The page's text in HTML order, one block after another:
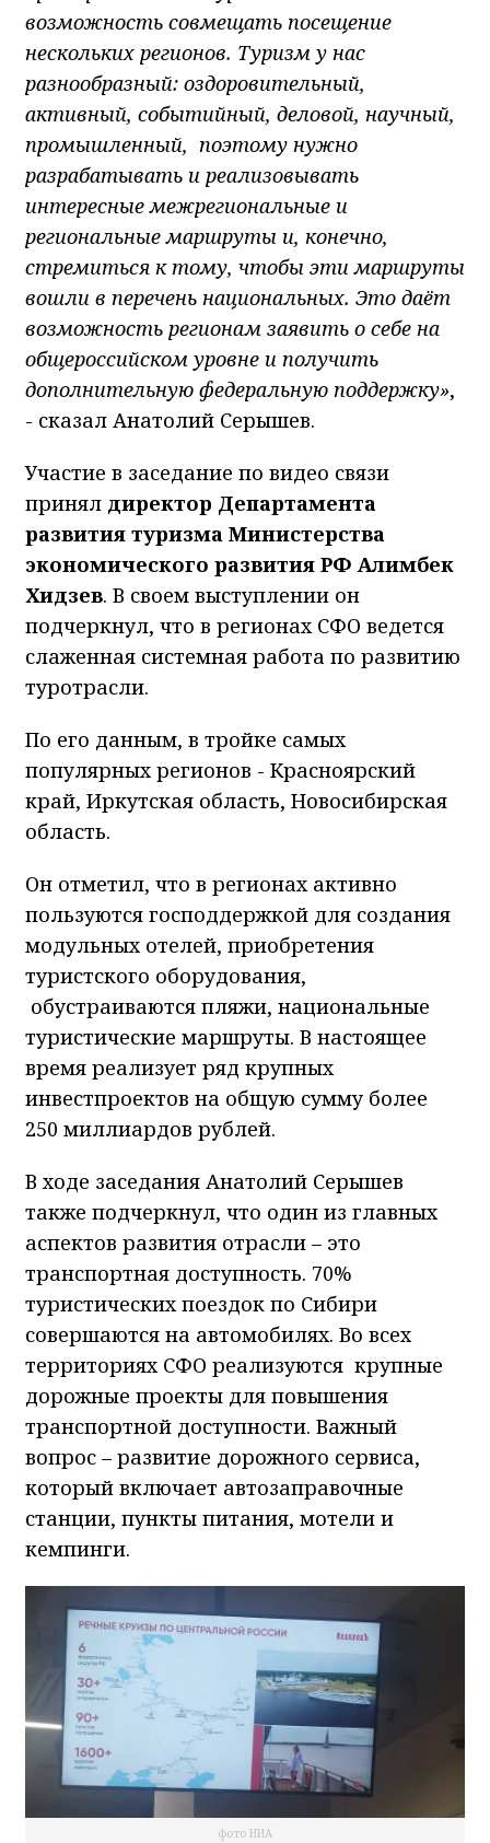
возможность совмещать посещение
нескольких регионов. Туризм у нас
разнообразный: оздоровительный,
активный, событийный, деловой, научный,
промышленный, поэтому нужно
разрабатывать и реализовывать
интересные межрегиональные и
региональные маршруты и, конечно,
стремиться к тому, чтобы эти маршруты
вошли в перечень национальных. Это даёт
возможность регионам заявить о себе на
общероссийском уровне и получить
дополнительную федеральную поддержку»,
- сказал Анатолий Серышев.
Участие в заседание по видео связи
принял директор Департамента
развития туризма Министерства
экономического развития РФ Алимбек
Хидзев. В своем выступлении он
подчеркнул, что в регионах СФО ведется
слаженная системная работа по развитию
туротрасли.
По его данным, в тройке самых
популярных регионов - Красноярский
край, Иркутская область, Новосибирская
область.
Он отметил, что в регионах активно
пользуются господдержкой для создания
модульных отелей, приобретения
туристского оборудования,
обустраиваются пляжи, национальные
туристические маршруты. В настоящее
время реализует ряд крупных
инвестпроектов на общую сумму более
250 миллиардов рублей.
В ходе заседания Анатолий Серышев
также подчеркнул, что один из главных
аспектов развития отрасли – это
транспортная доступность. 70%
туристических поездок по Сибири
совершаются на автомобилях. Во всех
территориях СФО реализуются крупные
дорожные проекты для повышения
транспортной доступности. Важный
вопрос – развитие дорожного сервиса,
который включает автозаправочные
станции, пункты питания, мотели и
кемпинги.
фото НИА